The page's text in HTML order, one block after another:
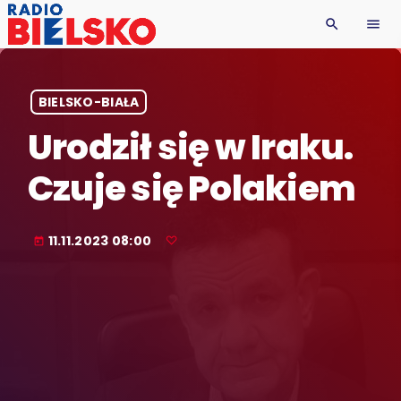
search menu
BIELSKO-BIAŁA
Urodził się w Iraku.
Czuje się Polakiem
today 11.11.2023 08:00